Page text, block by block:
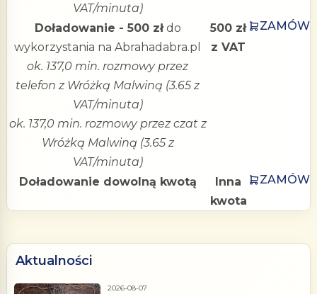
VAT/minuta)
Doładowanie - 500 złdo
wykorzystania na Abrahadabra.pl
ok. 137,0 min. rozmowy przez
telefon z Wróżką Malwiną (3.65 z
VAT/minuta)
ok. 137,0 min. rozmowy przez czat z
Wróżką Malwiną (3.65 z
VAT/minuta)
500 zł
z VAT
ZAMÓW
Doładowanie dowolną kwotą
Inna
kwota
ZAMÓW
Aktualności
2026-08-07